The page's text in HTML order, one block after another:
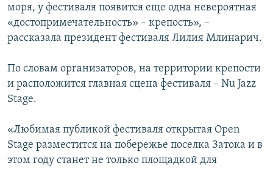
моря, у фестиваля появится еще одна невероятная
«достопримечательность» – крепость», –
рассказала президент фестиваля Лилия Млинарич.
По словам организаторов, на территории крепости
и расположится главная сцена фестиваля – Nu Jazz
Stage.
«Любимая публикой фестиваля открытая Open
Stage разместится на побережье поселка Затока и в
этом году станет не только площадкой для